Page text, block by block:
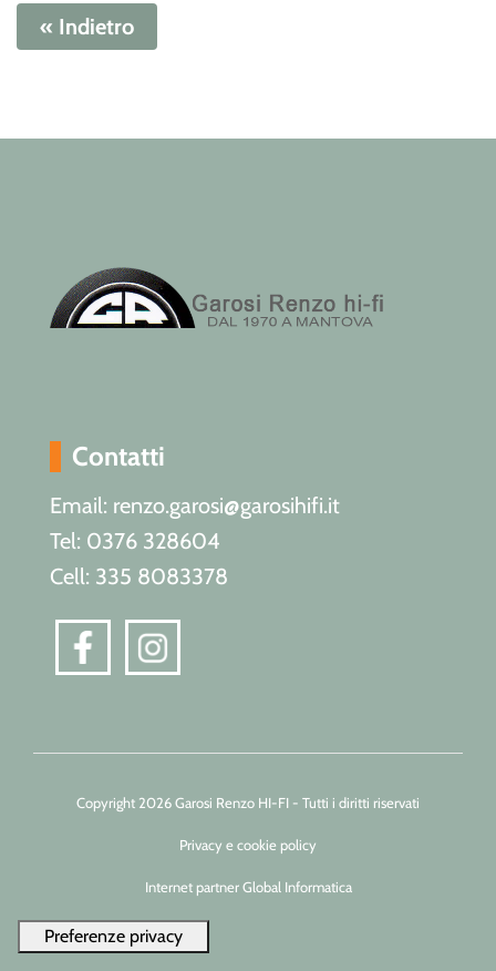
« Indietro
Contatti
Email: renzo.garosi@garosihifi.it
Tel: 0376 328604
Cell: 335 8083378
Copyright 2026 Garosi Renzo HI-FI - Tutti i diritti riservati
Privacy e cookie policy
Internet partner Global Informatica